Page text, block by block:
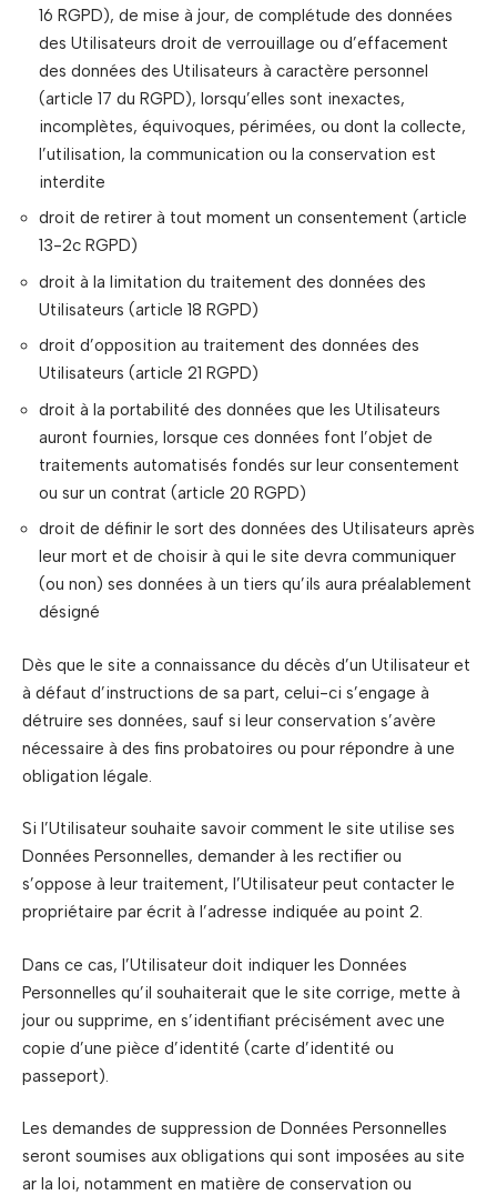
16 RGPD), de mise à jour, de complétude des données
des Utilisateurs droit de verrouillage ou d’effacement
des données des Utilisateurs à caractère personnel
(article 17 du RGPD), lorsqu’elles sont inexactes,
incomplètes, équivoques, périmées, ou dont la collecte,
l’utilisation, la communication ou la conservation est
interdite
droit de retirer à tout moment un consentement (article
13-2c RGPD)
droit à la limitation du traitement des données des
Utilisateurs (article 18 RGPD)
droit d’opposition au traitement des données des
Utilisateurs (article 21 RGPD)
droit à la portabilité des données que les Utilisateurs
auront fournies, lorsque ces données font l’objet de
traitements automatisés fondés sur leur consentement
ou sur un contrat (article 20 RGPD)
droit de définir le sort des données des Utilisateurs après
leur mort et de choisir à qui le site devra communiquer
(ou non) ses données à un tiers qu’ils aura préalablement
désigné
Dès que le site a connaissance du décès d’un Utilisateur et
à défaut d’instructions de sa part, celui-ci s’engage à
détruire ses données, sauf si leur conservation s’avère
nécessaire à des fins probatoires ou pour répondre à une
obligation légale.
Si l’Utilisateur souhaite savoir comment le site utilise ses
Données Personnelles, demander à les rectifier ou
s’oppose à leur traitement, l’Utilisateur peut contacter le
propriétaire par écrit à l’adresse indiquée au point 2.
Dans ce cas, l’Utilisateur doit indiquer les Données
Personnelles qu’il souhaiterait que le site corrige, mette à
jour ou supprime, en s’identifiant précisément avec une
copie d’une pièce d’identité (carte d’identité ou
passeport).
Les demandes de suppression de Données Personnelles
seront soumises aux obligations qui sont imposées au site
ar la loi, notamment en matière de conservation ou